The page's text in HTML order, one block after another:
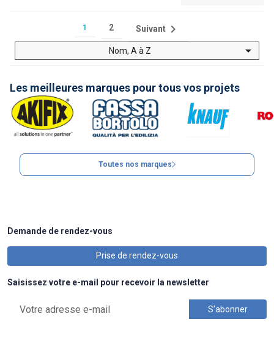
1 2 Suivant 
Nom, A à Z 
Les meilleures marques pour tous vos projets
Toutes nos marques
Demande de rendez-vous
Prise de rendez-vous
Saisissez votre e-mail pour recevoir la newsletter